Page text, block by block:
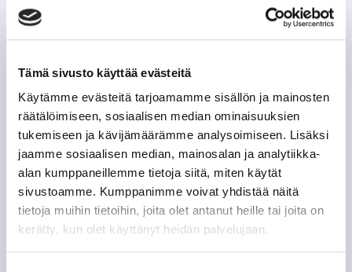
Tämä sivusto käyttää evästeitä
Käytämme evästeitä tarjoamamme sisällön ja mainosten
räätälöimiseen, sosiaalisen median ominaisuuksien
tukemiseen ja kävijämäärämme analysoimiseen. Lisäksi
jaamme sosiaalisen median, mainosalan ja analytiikka-
alan kumppaneillemme tietoja siitä, miten käytät
sivustoamme. Kumppanimme voivat yhdistää näitä
tietoja muihin tietoihin, joita olet antanut heille tai joita on
kerätty, kun olet käyttänyt heidän palvelujaan.
Tappara uutiskirje
tietosuojaselosteen
ja hyväksyn
henkilötietojeni käsittelyn